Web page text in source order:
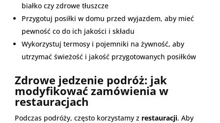
białko czy zdrowe tłuszcze
Przygotuj posiłki w domu przed wyjazdem, aby mieć
pewność co do ich jakości i składu
Wykorzystuj termosy i pojemniki na żywność, aby
utrzymać świeżość i jakość przygotowanych posiłków
Zdrowe jedzenie podróż: jak
modyfikować zamówienia w
restauracjach
Podczas podróży, często korzystamy z restauracji. Aby